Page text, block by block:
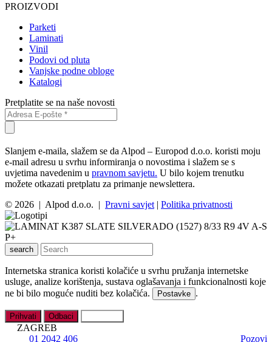
PROIZVODI
Parketi
Laminati
Vinil
Podovi od pluta
Vanjske podne obloge
Katalogi
Pretplatite se na naše novosti
Slanjem e-maila, slažem se da Alpod – Europod d.o.o. koristi moju
e-mail adresu u svrhu informiranja o novostima i slažem se s
uvjetima navedenim u pravnom savjetu. U bilo kojem trenutku
možete otkazati pretplatu za primanje newslettera.
© 2026 | Alpod d.o.o. | Pravni savjet | Politika privatnosti
search
Internetska stranica koristi kolačiće u svrhu pružanja internetske
usluge, analize korištenja, sustava oglašavanja i funkcionalnosti koje
ne bi bilo moguće nuditi bez kolačića.
Postavke .
Prihvati Odbaci
ZAGREB
01 2042 406
Pozovi